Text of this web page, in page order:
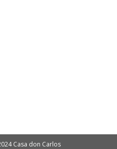
Casa don Carlos